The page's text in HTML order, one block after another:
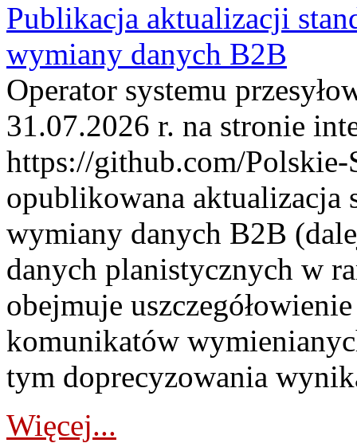
Publikacja aktualizacji
wymiany danych B2B
Operator systemu
31.07.2026 r. na stronie
https://github.com/Polskie-
opublikowana aktualizacja
wymiany danych B2B
danych planistycznych w
obejmuje
komunikatów
tym doprecyzowania
Więcej...